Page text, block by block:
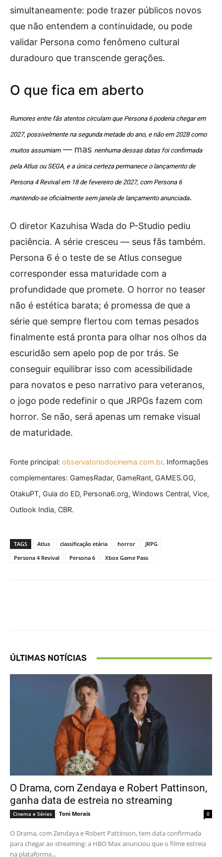
simultaneamente: pode trazer públicos novos
que não entendem a continuidade, ou pode
validar Persona como fenômeno cultural
duradouro que transcende gerações.
O que fica em aberto
Rumores entre fãs atentos circulam que Persona 6 poderia chegar em
2027, possivelmente na segunda metade do ano, e não em 2028 como
muitos assumiam— mas nenhuma dessas datas foi confirmada
pela Atlus ou SEGA, e a única certeza permanece o lançamento de
Persona 4 Revival em 18 de fevereiro de 2027, com Persona 6
mantendo-se oficialmente sem janela de lançamento anunciada.
O diretor Kazuhisa Wada do P-Studio pediu
paciência. A série cresceu — seus fãs também.
Persona 6 é o teste de se Atlus consegue
corresponder essa maturidade com a
profundidade que promete. O horror no teaser
não é estética barata; é promessa de que a
série que sempre flertou com temas pesados
finalmente está pronta para olhar nos olhos da
escuridão sem apelo pop de por trás. Se
conseguir equilibrar isso com acessibilidade
para novatos e peso narrativo para veteranos,
o jogo pode redefinir o que JRPGs fazem com
horror. Se não, será apenas um remake visual
de maturidade.
Fonte principal: observatoriodocinema.com.br. Informações
complementares: GamesRadar, GameRant, GAMES.GG,
OtakuPT, Guia do ED, Persona6.org, Windows Central, Vice,
Outlook India, CBR.
TAGS Atlus classificação etária horror
JRPG
Persona 4 Revival
Persona 6 Xbox Game Pass
ÚLTIMAS NOTÍCIAS
O Drama, com Zendaya e Robert Pattinson,
ganha data de estreia no streaming
Cinema e Séries Toni Morais 0
O Drama, com Zendaya e Robert Pattinson, tem data confirmada
para chegar ao streaming: a HBO Max anunciou que o filme estreia
na plataforma...